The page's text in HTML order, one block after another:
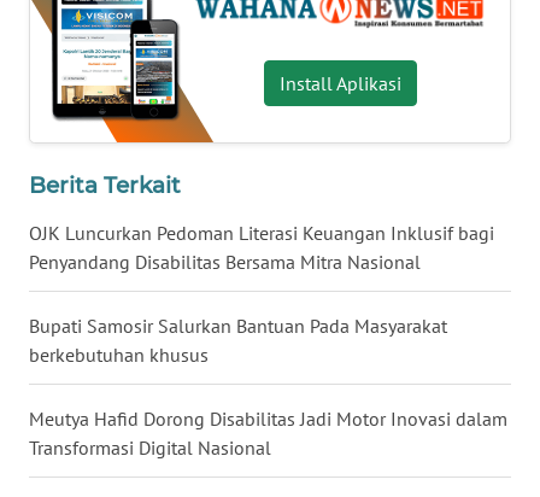
Install Aplikasi
Berita Terkait
OJK Luncurkan Pedoman Literasi Keuangan Inklusif bagi
Penyandang Disabilitas Bersama Mitra Nasional
Bupati Samosir Salurkan Bantuan Pada Masyarakat
berkebutuhan khusus
Meutya Hafid Dorong Disabilitas Jadi Motor Inovasi dalam
Transformasi Digital Nasional
GORONTALO
WN
SULUT
MALUKU
WN
WN
WN
DANAU
TOBA